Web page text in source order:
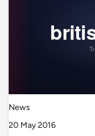
News
20 May 2016